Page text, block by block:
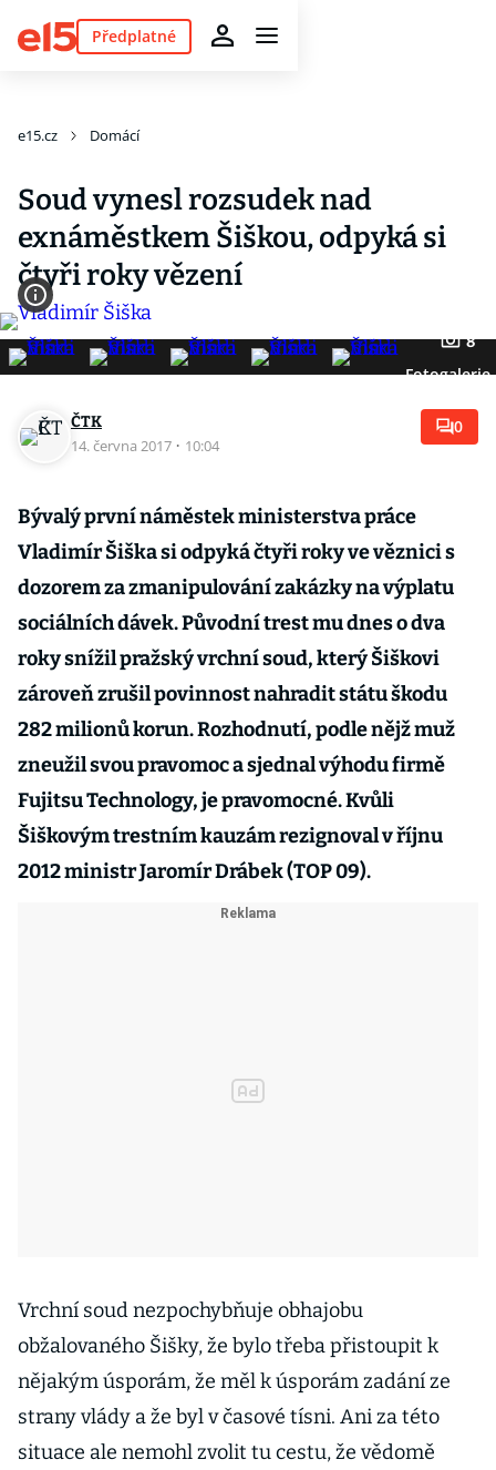
Předplatné
e15.cz Domácí
Soud vynesl rozsudek nad
exnáměstkem Šiškou, odpyká si
čtyři roky vězení
8
Fotogalerie
ČTK
14. června 2017 · 10:04
0
Bývalý první náměstek ministerstva práce
Vladimír Šiška si odpyká čtyři roky ve věznici s
dozorem za zmanipulování zakázky na výplatu
sociálních dávek. Původní trest mu dnes o dva
roky snížil pražský vrchní soud, který Šiškovi
zároveň zrušil povinnost nahradit státu škodu
282 milionů korun. Rozhodnutí, podle nějž muž
zneužil svou pravomoc a sjednal výhodu firmě
Fujitsu Technology, je pravomocné. Kvůli
Šiškovým trestním kauzám rezignoval v říjnu
2012 ministr Jaromír Drábek (TOP 09).
Vrchní soud nezpochybňuje obhajobu
obžalovaného Šišky, že bylo třeba přistoupit k
nějakým úsporám, že měl k úsporám zadání ze
strany vlády a že byl v časové tísni. Ani za této
situace ale nemohl zvolit tu cestu, že vědomě